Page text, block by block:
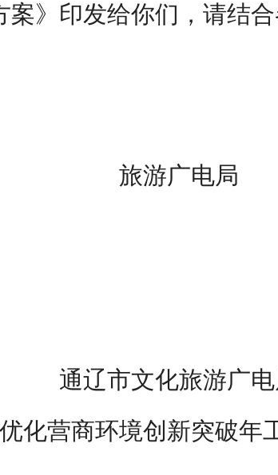
》 印发给你们，请结
旅游广电局
通辽市文化旅游广
优化营商环境创新突破年